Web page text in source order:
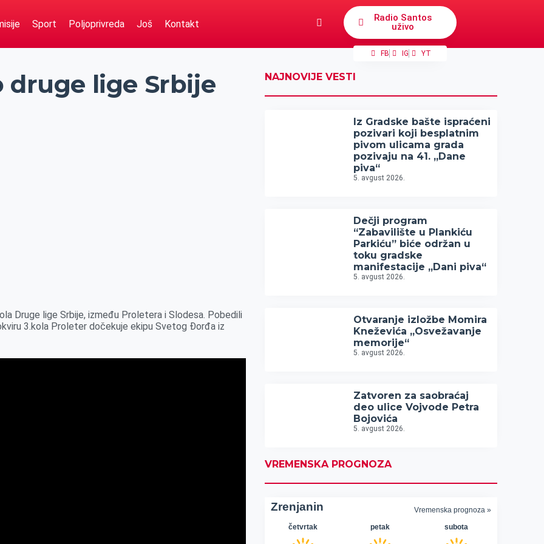
Sport Poljoprivreda Još Kontakt
Radio Santos
uživo
FB IG YT
druge lige Srbije
Druge lige Srbije, između Proletera i Slodesa. Pobedili
3.kola Proleter dočekuje ekipu Svetog Đorđa iz
NAJNOVIJE VESTI
Iz Gradske bašte ispraćeni
pozivari koji besplatnim
pivom ulicama grada
pozivaju na 41. „Dane
piva“
5. avgust 2026.
Dečji program
“Zabavilište u Plankiću
Parkiću” biće održan u
toku gradske
manifestacije „Dani piva“
5. avgust 2026.
Otvaranje izložbe Momira
Kneževića „Osvežavanje
memorije“
5. avgust 2026.
Zatvoren za saobraćaj
deo ulice Vojvode Petra
Bojovića
5. avgust 2026.
VREMENSKA PROGNOZA